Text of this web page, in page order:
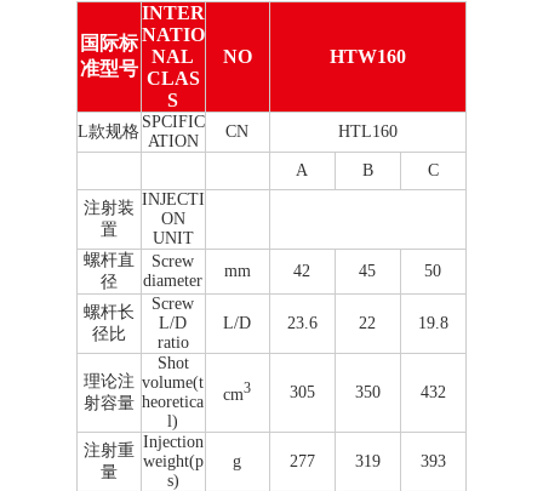
国际标
准型号
INTER
NATIO
NAL
CLAS
S
NO HTW160
L款规格
SPCIFIC
ATION
CN HTL160
A B C
注射装
置
INJECTI
ON
UNIT
螺杆直
径
Screw
diameter
mm 42 45 50
螺杆长
径比
Screw
L/D
ratio
L/D 23.6 22 19.8
理论注
射容量
Shot
volume(t
heoretica
l)
cm3 305 350 432
注射重
量
Injection
weight(p
s)
g 277 319 393